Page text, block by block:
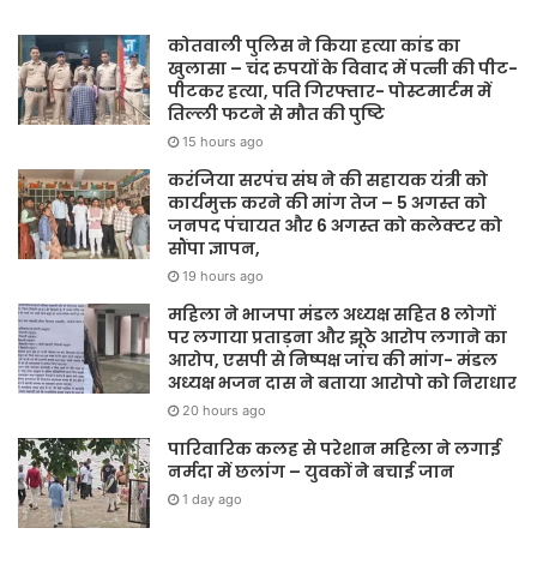
कोतवाली पुलिस ने किया हत्या कांड का
खुलासा – चंद रुपयों के विवाद में पत्नी की पीट-
पीटकर हत्या, पति गिरफ्तार- पोस्टमार्टम में
तिल्ली फटने से मौत की पुष्टि
15 hours ago
करंजिया सरपंच संघ ने की सहायक यंत्री को
कार्यमुक्त करने की मांग तेज – 5 अगस्त को
जनपद पंचायत और 6 अगस्त को कलेक्टर को
सौंपा ज्ञापन,
19 hours ago
महिला ने भाजपा मंडल अध्यक्ष सहित 8 लोगों
पर लगाया प्रताड़ना और झूठे आरोप लगाने का
आरोप, एसपी से निष्पक्ष जांच की मांग- मंडल
अध्यक्ष भजन दास ने बताया आरोपो को निराधार
20 hours ago
पारिवारिक कलह से परेशान महिला ने लगाई
नर्मदा में छलांग – युवकों ने बचाई जान
1 day ago